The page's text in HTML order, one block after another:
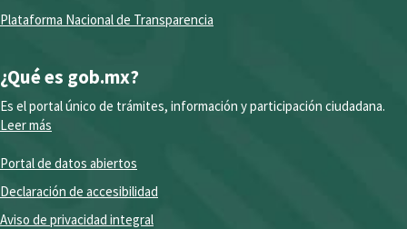
Plataforma Nacional de Transparencia
¿Qué es gob.mx?
Es el portal único de trámites, información y participación ciudadana.
Leer más
Portal de datos abiertos
Declaración de accesibilidad
Aviso de privacidad integral